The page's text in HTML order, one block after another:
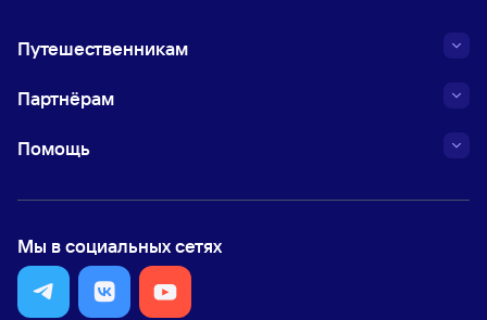
Путешественникам
Партнёрам
Помощь
Мы в социальных сетях